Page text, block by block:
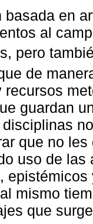
basada en
al
pero
de
recursos
guardan
que no
uso de
mismo
que